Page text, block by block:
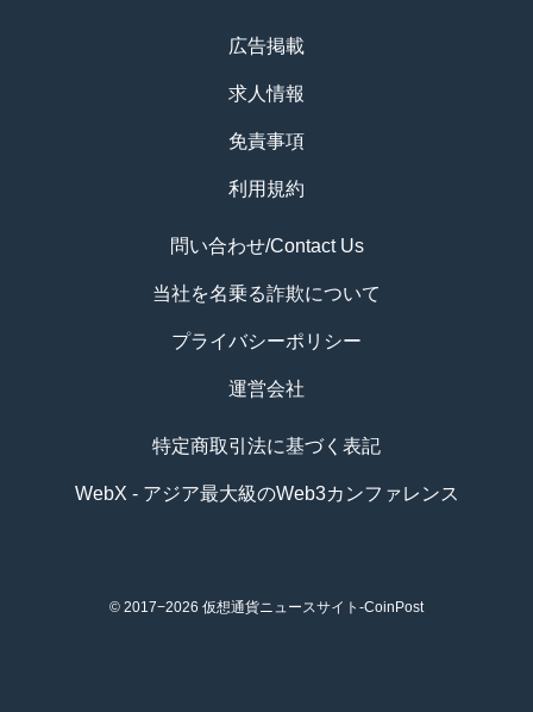
広告掲載
求人情報
免責事項
利用規約
問い合わせ/Contact Us
当社を名乗る詐欺について
プライバシーポリシー
運営会社
特定商取引法に基づく表記
WebX - アジア最大級のWeb3カンファレンス
© 2017−2026 仮想通貨ニュースサイト-CoinPost